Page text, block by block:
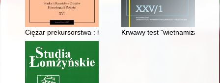
Ciężar prekursorstwa : historia historiografii a historia idei (i
Krwawy test "wietnamizacji" z